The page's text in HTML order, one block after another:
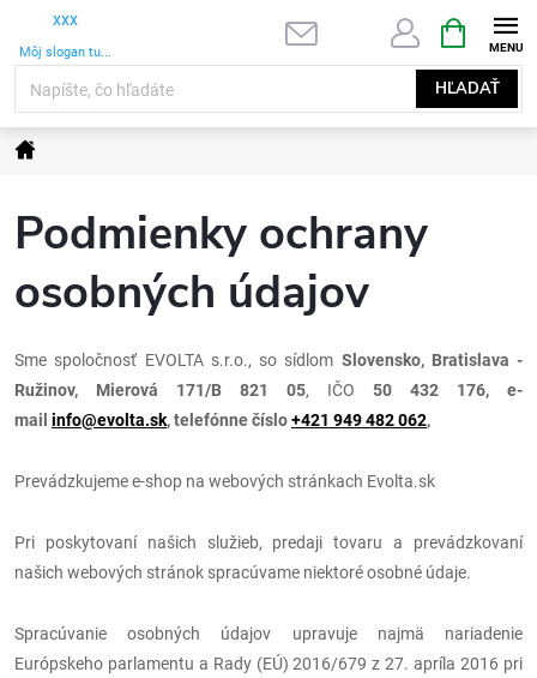
xxx
Môj slogan tu...
HĽADAŤ
NÁKUPNÝ
KOŠÍK
Domov
Podmienky ochrany
osobných údajov
Sme spoločnosť EVOLTA s.r.o., so sídlom Slovensko, Bratislava -
Ružinov, Mierová 171/B 821 05, IČO 50 432 176, e-
mail info@evolta.sk, telefónne číslo+421 949 482 062,
Prevádzkujeme e-shop na webových stránkach Evolta.sk
Pri poskytovaní našich služieb, predaji tovaru a prevádzkovaní
našich webových stránok spracúvame niektoré osobné údaje.
Spracúvanie osobných údajov upravuje najmä nariadenie
Európskeho parlamentu a Rady (EÚ) 2016/679 z 27. apríla 2016 pri